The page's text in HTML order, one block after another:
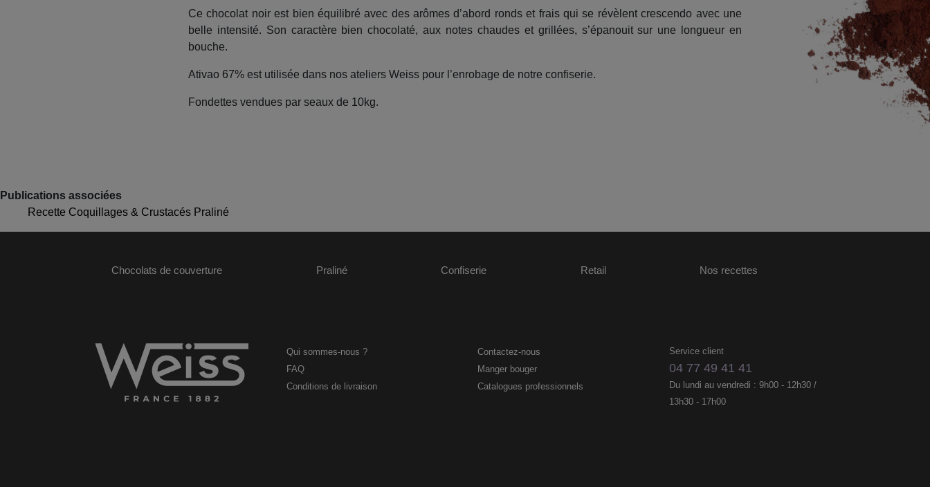
Ce chocolat noir est bien équilibré avec des arômes d’abord ronds et frais qui se révèlent crescendo avec une
belle intensité. Son caractère bien chocolaté, aux notes chaudes et grillées, s’épanouit sur une longueur en
bouche.
Ativao 67% est utilisée dans nos ateliers Weiss pour l’enrobage de notre confiserie.
Fondettes vendues par seaux de 10kg.
Publications associées
Recette Coquillages & Crustacés Praliné
Chocolats de couverture Praliné Confiserie Retail Nos recettes
Qui sommes-nous ?
FAQ
Conditions de livraison
Contactez-nous
Manger bouger
Catalogues professionnels
Service client
04 77 49 41 41
Du lundi au vendredi : 9h00 - 12h30 /
13h30 - 17h00